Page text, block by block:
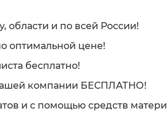
и по всей России!
оптимальной цене!
бесплатно!
компании БЕСПЛАТНО!
и с помощью средств